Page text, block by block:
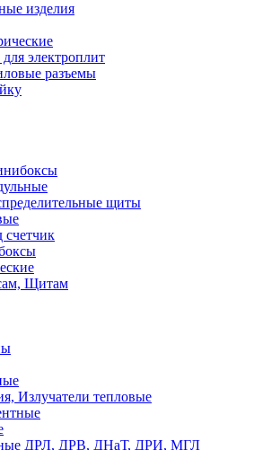
изделия
электроплит
разъемы
щиты
Щитам
Излучатели тепловые
ДРЛ, ДРВ, ДНаТ, ДРИ, МГЛ